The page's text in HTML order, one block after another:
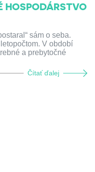
HOSPODÁRSTVO
sám o seba.
V období
a prebytočné
Čítať ďalej